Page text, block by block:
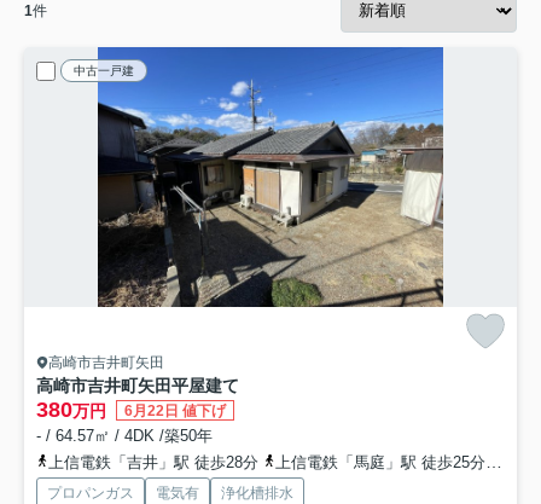
1件
中古一戸建
高崎市吉井町矢田
高崎市吉井町矢田平屋建て
380万円 6月22日 値下げ
- / 64.57㎡ / 4DK /築50年
上信電鉄「吉井」駅 徒歩28分
上信電鉄「馬庭」駅 徒歩25分
プロパンガス 電気有 浄化槽排水